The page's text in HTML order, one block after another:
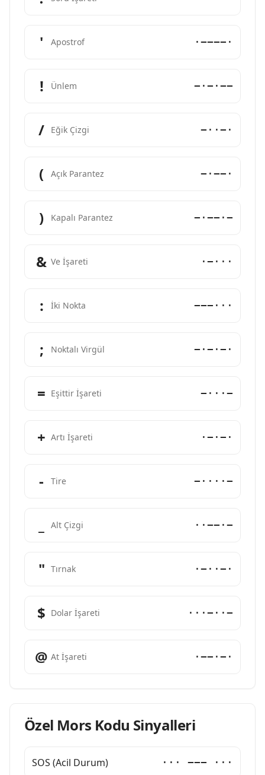
' Apostrof ·−−−−·
! Ünlem −·−·−−
/ Eğik Çizgi −··−·
( Açık Parantez −·−−·
) Kapalı Parantez −·−−·−
& Ve İşareti ·−···
: İki Nokta −−−···
; Noktalı Virgül −·−·−·
= Eşittir İşareti −···−
+ Artı İşareti ·−·−·
- Tire −····−
Alt Çizgi ··−−·−
" Tırnak ·−··−·
$ Dolar İşareti ···−··−
@ At İşareti ·−−·−·
Özel Mors Kodu Sinyalleri
SOS (Acil Durum) ··· −−− ···